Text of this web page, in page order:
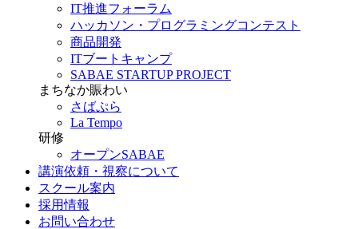
IT推進フォーラム
ハッカソン・プログラミングコンテスト
商品開発
ITブートキャンプ
SABAE STARTUP PROJECT
まちなか賑わい
さばぷら
La Tempo
研修
オープンSABAE
講演依頼・視察について
スクール案内
採用情報
お問い合わせ